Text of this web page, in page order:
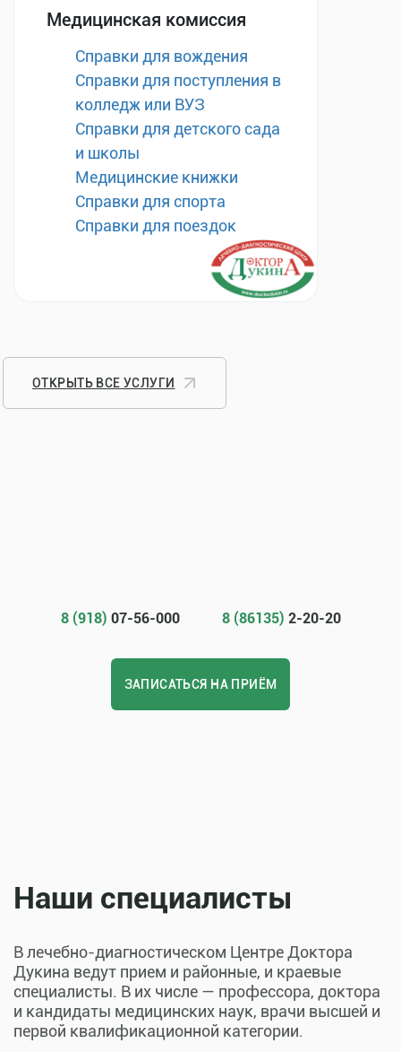
Медицинская комиссия
Справки для вождения
Справки для поступления в
колледж или ВУЗ
Справки для детского сада
и школы
Медицинские книжки
Справки для спорта
Справки для поездок
ОТКРЫТЬ ВСЕ УСЛУГИ
8 (918) 07-56-000 8 (86135) 2-20-20
ЗАПИСАТЬСЯ НА ПРИЁМ
Наши специалисты
В лечебно-диагностическом Центре Доктора
Дукина ведут прием и районные, и краевые
специалисты. В их числе — профессора, доктора
и кандидаты медицинских наук, врачи высшей и
первой квалификационной категории.